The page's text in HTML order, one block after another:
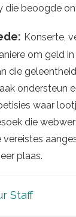
die beoogde
Konserte,
om geld
die
ondersteun
waar
die
plaas.
Staff